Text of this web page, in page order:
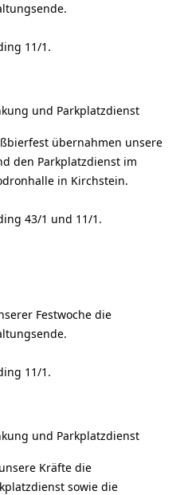
11/1.
und Parkplatzdienst
übernahmen unsere
den Parkplatzdienst im
in Kirchstein.
43/1 und 11/1.
Festwoche die
11/1.
und Parkplatzdienst
Kräfte die
sowie die